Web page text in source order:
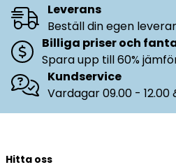
Leverans
Beställ din egen
Billiga priser och
Spara upp till 60%
Kundservice
Vardagar 09.00 - 12.00
Hitta oss